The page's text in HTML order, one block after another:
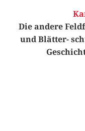
Die andere
und Blätter­-